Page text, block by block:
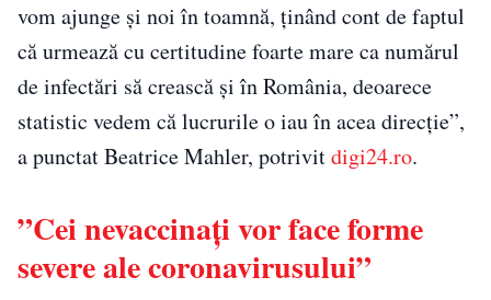
vom ajunge şi noi în toamnă, ţinând cont de faptul
că urmează cu certitudine foarte mare ca numărul
de infectări să crească şi în România, deoarece
statistic vedem că lucrurile o iau în acea direcţie”,
a punctat Beatrice Mahler, potrivitdigi24.ro.
”Cei nevaccinați vor face forme
severe ale coronavirusului”